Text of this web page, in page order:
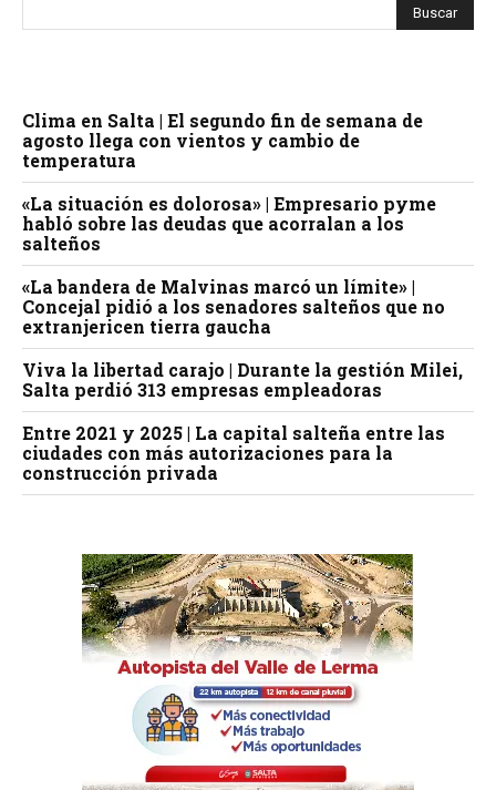
Clima en Salta | El segundo fin de semana de
agosto llega con vientos y cambio de
temperatura
«La situación es dolorosa» | Empresario pyme
habló sobre las deudas que acorralan a los
salteños
«La bandera de Malvinas marcó un límite» |
Concejal pidió a los senadores salteños que no
extranjericen tierra gaucha
Viva la libertad carajo | Durante la gestión Milei,
Salta perdió 313 empresas empleadoras
Entre 2021 y 2025 | La capital salteña entre las
ciudades con más autorizaciones para la
construcción privada